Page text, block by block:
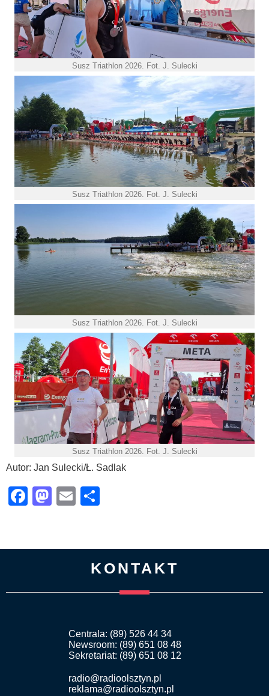
Susz Triathlon 2026. Fot. J. Sulecki
Susz Triathlon 2026. Fot. J. Sulecki
Susz Triathlon 2026. Fot. J. Sulecki
Susz Triathlon 2026. Fot. J. Sulecki
Autor: Jan Sulecki/Ł. Sadlak
Facebook
Mastodon
Email
KONTAKT
Centrala: (89) 526 44 34
Newsroom: (89) 651 08 48
Sekretariat: (89) 651 08 12
radio@radioolsztyn.pl
reklama@radioolsztyn.pl